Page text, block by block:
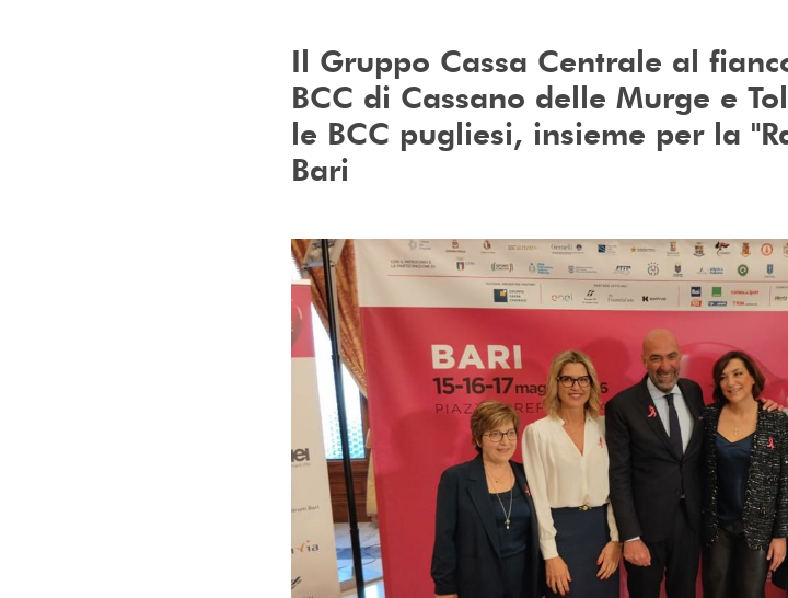
Il Gruppo Cassa Centrale al
BCC di Cassano delle Murge e
le BCC pugliesi, insieme per la
Bari